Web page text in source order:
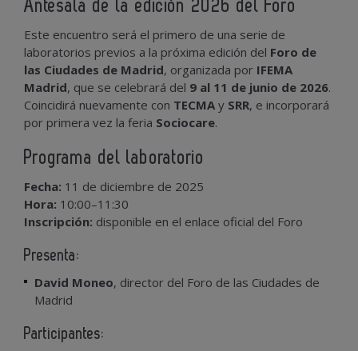
Antesala de la edición 2026 del Foro
Este encuentro será el primero de una serie de
laboratorios previos a la próxima edición del Foro de
las Ciudades de Madrid, organizada por IFEMA
Madrid, que se celebrará del 9 al 11 de junio de 2026.
Coincidirá nuevamente con TECMA y SRR, e incorporará
por primera vez la feria Sociocare.
Programa del laboratorio
Fecha: 11 de diciembre de 2025
Hora: 10:00–11:30
Inscripción: disponible en el enlace oficial del Foro
Presenta:
David Moneo, director del Foro de las Ciudades de
Madrid
Participantes: